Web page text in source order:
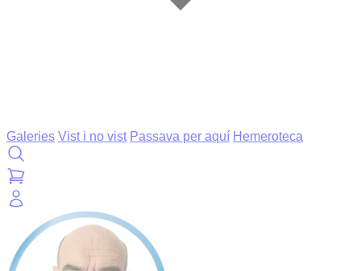
Galeries Vist i no vist Passava per aquí Hemeroteca